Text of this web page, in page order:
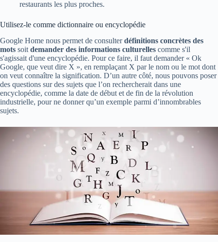
restaurants les plus proches.
Utilisez-le comme dictionnaire ou encyclopédie
Google Home nous permet de consulterdéfinitions concrètes des
mots soit demander des informations culturelles comme s'il
s'agissait d'une encyclopédie. Pour ce faire, il faut demander « Ok
Google, que veut dire X », en remplaçant X par le nom ou le mot dont
on veut connaître la signification. D’un autre côté, nous pouvons poser
des questions sur des sujets que l’on rechercherait dans une
encyclopédie, comme la date de début et de fin de la révolution
industrielle, pour ne donner qu’un exemple parmi d’innombrables
sujets.